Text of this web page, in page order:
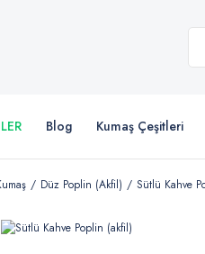
Blog Kumaş Çeşitleri
Düz Poplin (Akfil) Sütlü Kahve